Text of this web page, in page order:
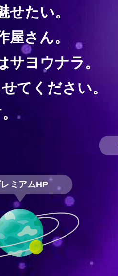
たい。
さん。
ヨウナラ。
てください。
ミアムHP